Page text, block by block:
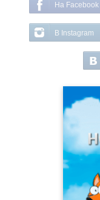
На Facebook
В Instagram